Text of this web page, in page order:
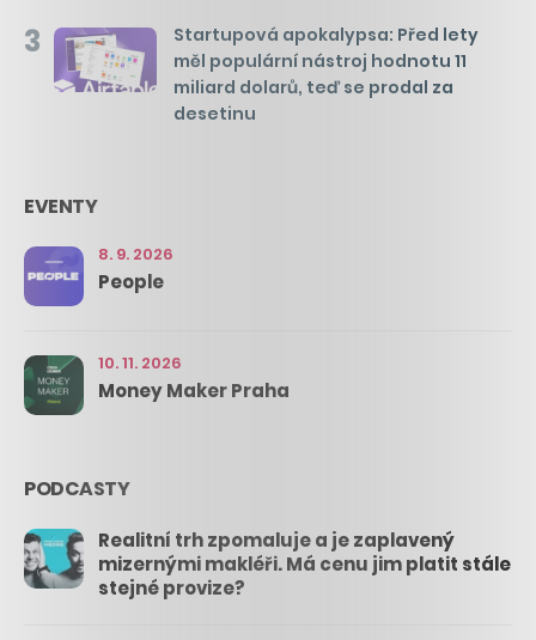
3
Startupová apokalypsa: Před lety
měl populární nástroj hodnotu 11
miliard dolarů, teď se prodal za
desetinu
EVENTY
8. 9. 2026
People
10. 11. 2026
Money Maker Praha
PODCASTY
Realitní trh zpomaluje a je zaplavený
mizernými makléři. Má cenu jim platit stále
stejné provize?